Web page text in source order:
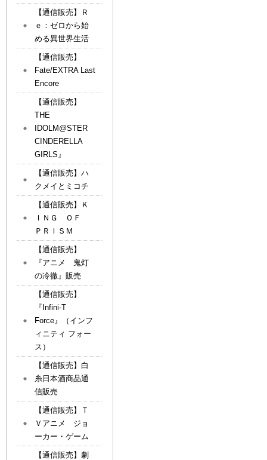
【通信販売】Ｒ
ｅ：ゼロから始
める異世界生活
【通信販売】
Fate/EXTRA Last
Encore
【通信販売】
THE
IDOLM@STER
CINDERELLA
GIRLS』
【通信販売】ハ
クメイとミコチ
【通信販売】Ｋ
ＩＮＧ ＯＦ
ＰＲＩＳＭ
【通信販売】
『アニメ 鬼灯
の冷徹』販売
【通信販売】
『Infini-T
Force』（インフ
ィニティ フォー
ス）
【通信販売】白
糸日本酒商品通
信販売
【通信販売】Ｔ
Ｖアニメ ジョ
ーカー・ゲーム
【通信販売】劇